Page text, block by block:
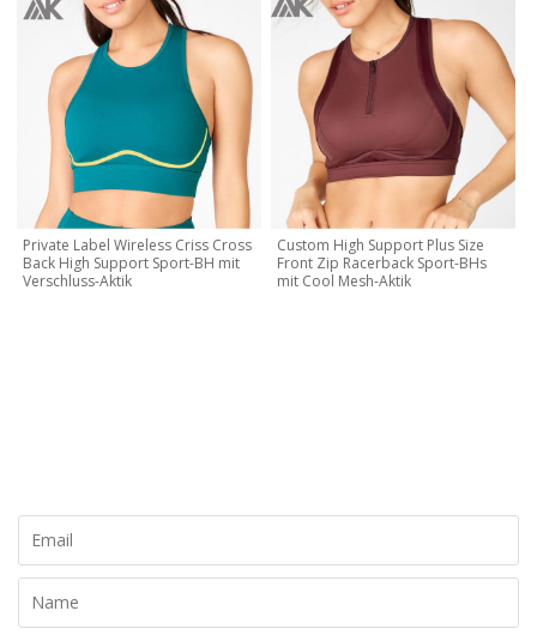
Private Label Wireless Criss Cross
Back High Support Sport-BH mit
Verschluss-Aktik
Custom High Support Plus Size
Front Zip Racerback Sport-BHs
mit Cool Mesh-Aktik